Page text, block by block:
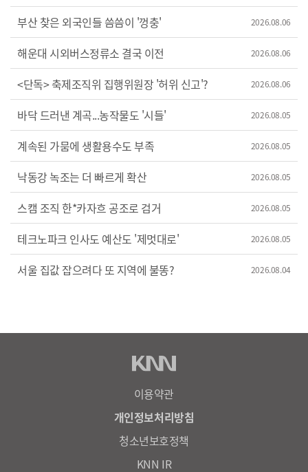
부산 찾은 외국인들 씀씀이 '껑충' 2026.08.06
해운대 시외버스정류소 결국 이전 2026.08.06
<단독> 축제조직위 집행위원장 '허위 신고'? 2026.08.06
바닥 드러낸 계곡...농작물도 '시들' 2026.08.05
계속된 가뭄에 생활용수도 부족 2026.08.05
낙동강 녹조는 더 빠르게 확산 2026.08.05
스캠 조직 한*카자흐 공조로 검거 2026.08.05
테크노파크 인사도 예산도 '제멋대로' 2026.08.05
서울 집값 잡으려다 또 지역에 불똥? 2026.08.04
이용약관
개인정보처리방침
청소년보호정책
KNN IR